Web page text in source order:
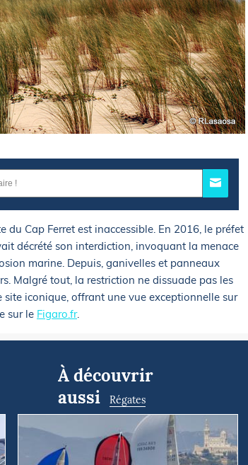
Cap Ferret est inaccessible. En 2016, le préfet
décrété son interdiction, invoquant la menace
marine. Depuis, ganivelles et panneaux
Malgré tout, la restriction ne dissuade pas les
site iconique, offrant une vue exceptionnelle sur
sur le Figaro.fr.
À découvrir
aussi
Régates